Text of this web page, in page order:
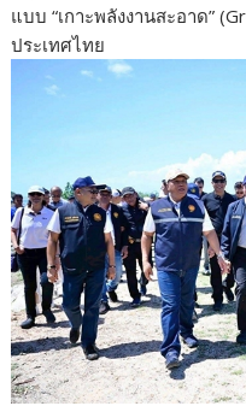
แบบ “เกาะพลังงานสะอาด”
ประเทศไทย